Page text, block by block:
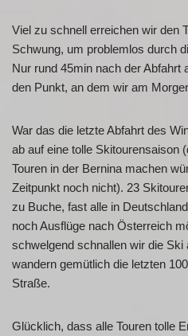
Viel zu schnell erreichen wir den
Schwung, um problemlos durch
Nur rund 45min nach der Abfahrt
den Punkt, an dem wir am
War das die letzte Abfahrt des
ab auf eine tolle Skitourensaison
Touren in der Bernina machen
Zeitpunkt noch nicht). 23
zu Buche, fast alle in
noch Ausflüge nach Österreich
schwelgend schnallen wir die
wandern gemütlich die letzten
Straße.
Glücklich, dass alle Touren tolle